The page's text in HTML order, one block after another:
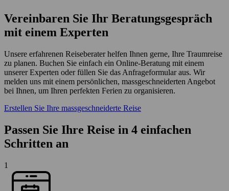
Vereinbaren Sie Ihr Beratungsgespräch
mit einem Experten
Unsere erfahrenen Reiseberater helfen Ihnen gerne, Ihre Traumreise
zu planen. Buchen Sie einfach ein Online-Beratung mit einem
unserer Experten oder füllen Sie das Anfrageformular aus. Wir
melden uns mit einem persönlichen, massgeschneiderten Angebot
bei Ihnen, um Ihren perfekten Ferien zu organisieren.
Erstellen Sie Ihre massgeschneiderte Reise
Passen Sie Ihre Reise in 4 einfachen
Schritten an
1